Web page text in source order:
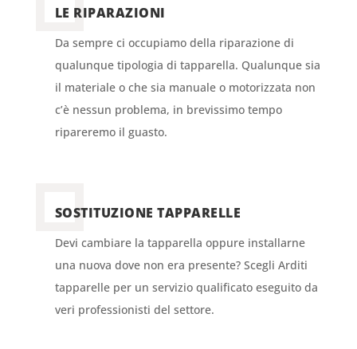
LE RIPARAZIONI
Da sempre ci occupiamo della riparazione di
qualunque tipologia di tapparella. Qualunque sia
il materiale o che sia manuale o motorizzata non
c’è nessun problema, in brevissimo tempo
ripareremo il guasto.
SOSTITUZIONE TAPPARELLE
Devi cambiare la tapparella oppure installarne
una nuova dove non era presente? Scegli Arditi
tapparelle per un servizio qualificato eseguito da
veri professionisti del settore.